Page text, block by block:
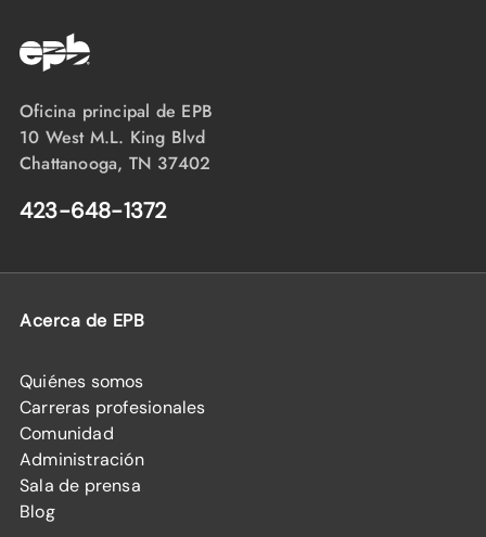
Oficina principal de EPB
10 West M.L. King Blvd
Chattanooga, TN 37402
423-648-1372
Acerca de EPB
Quiénes somos
Carreras profesionales
Comunidad
Administración
Sala de prensa
Blog